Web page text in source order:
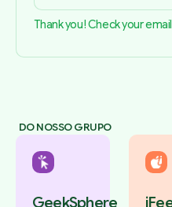
Thank you! Check your
DO NOSSO GRUPO
GeekSphere